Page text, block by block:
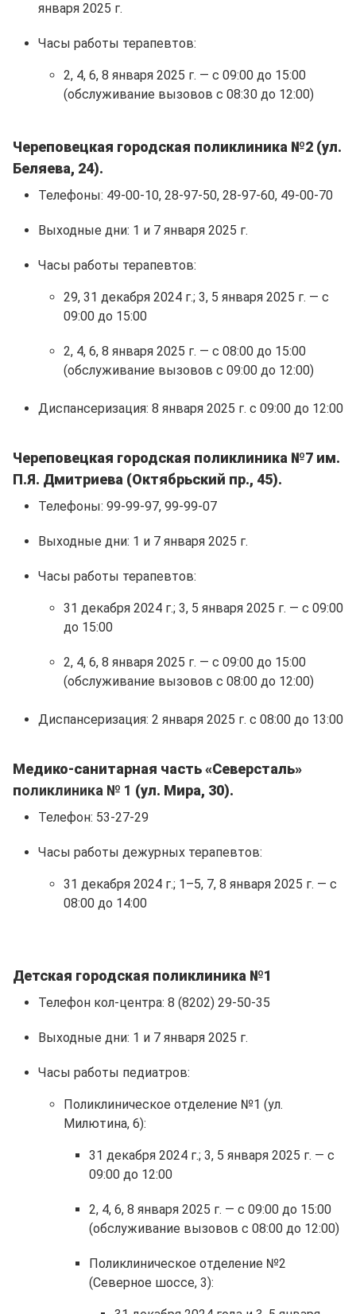
января 2025 г.
Часы работы терапевтов:
2, 4, 6, 8 января 2025 г. — с 09:00 до 15:00
(обслуживание вызовов с 08:30 до 12:00)
Череповецкая городская поликлиника №2 (ул.
Беляева, 24).
Телефоны: 49-00-10, 28-97-50, 28-97-60, 49-00-70
Выходные дни: 1 и 7 января 2025 г.
Часы работы терапевтов:
29, 31 декабря 2024 г.; 3, 5 января 2025 г. — с
09:00 до 15:00
2, 4, 6, 8 января 2025 г. — с 08:00 до 15:00
(обслуживание вызовов с 09:00 до 12:00)
Диспансеризация: 8 января 2025 г. с 09:00 до 12:00
Череповецкая городская поликлиника №7 им.
П.Я. Дмитриева (Октябрьский пр., 45).
Телефоны: 99-99-97, 99-99-07
Выходные дни: 1 и 7 января 2025 г.
Часы работы терапевтов:
31 декабря 2024 г.; 3, 5 января 2025 г. — с 09:00
до 15:00
2, 4, 6, 8 января 2025 г. — с 09:00 до 15:00
(обслуживание вызовов с 08:00 до 12:00)
Диспансеризация: 2 января 2025 г. с 08:00 до 13:00
Медико-санитарная часть «Северсталь»
поликлиника № 1 (ул. Мира, 30).
Телефон: 53-27-29
Часы работы дежурных терапевтов:
31 декабря 2024 г.; 1–5, 7, 8 января 2025 г. — с
08:00 до 14:00
Детская городская поликлиника №1
Телефон кол-центра: 8 (8202) 29-50-35
Выходные дни: 1 и 7 января 2025 г.
Часы работы педиатров:
Поликлиническое отделение №1 (ул.
Милютина, 6):
31 декабря 2024 г.; 3, 5 января 2025 г. — с
09:00 до 12:00
2, 4, 6, 8 января 2025 г. — с 09:00 до 15:00
(обслуживание вызовов с 08:00 до 12:00)
Поликлиническое отделение №2
(Северное шоссе, 3):